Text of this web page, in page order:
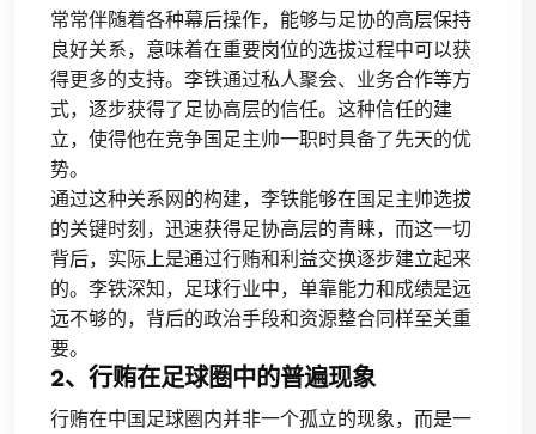
常常伴随着各种幕后操作，能够与足协的高层保持
良好关系，意味着在重要岗位的选拔过程中可以获
得更多的支持。李铁通过私人聚会、业务合作等方
式，逐步获得了足协高层的信任。这种信任的建
立，使得他在竞争国足主帅一职时具备了先天的优
势。
通过这种关系网的构建，李铁能够在国足主帅选拔
的关键时刻，迅速获得足协高层的青睐，而这一切
背后，实际上是通过行贿和利益交换逐步建立起来
的。李铁深知，足球行业中，单靠能力和成绩是远
远不够的，背后的政治手段和资源整合同样至关重
要。
2、行贿在足球圈中的普遍现象
行贿在中国足球圈内并非一个孤立的现象，而是一